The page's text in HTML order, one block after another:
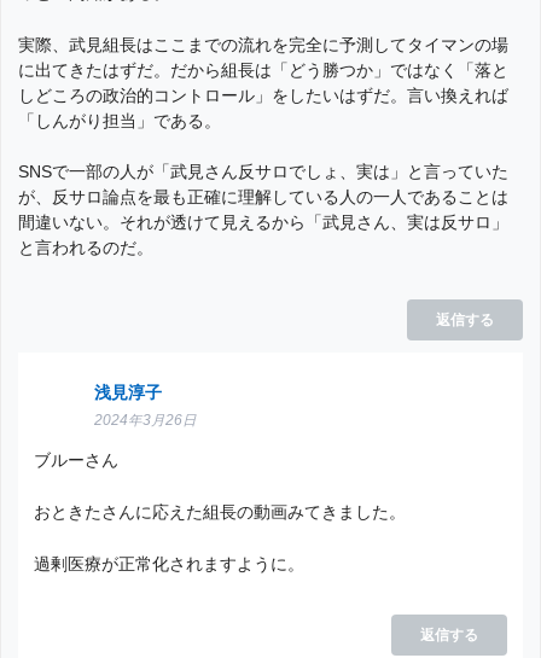
実際、武見組長はここまでの流れを完全に予測してタイマンの場
に出てきたはずだ。だから組長は「どう勝つか」ではなく「落と
しどころの政治的コントロール」をしたいはずだ。言い換えれば
「しんがり担当」である。
SNSで一部の人が「武見さん反サロでしょ、実は」と言っていた
が、反サロ論点を最も正確に理解している人の一人であることは
間違いない。それが透けて見えるから「武見さん、実は反サロ」
と言われるのだ。
返信する
浅見淳子
2024年3月26日
ブルーさん
おときたさんに応えた組長の動画みてきました。
過剰医療が正常化されますように。
返信する